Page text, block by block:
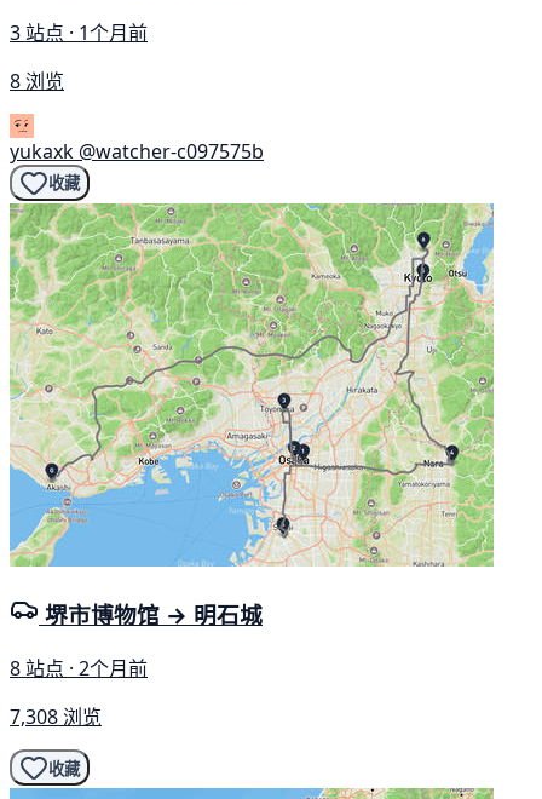
3 站点 · 1个月前
8 浏览
yukaxk @watcher-c097575b
收藏
堺市博物馆 → 明石城
8 站点 · 2个月前
7,308 浏览
收藏